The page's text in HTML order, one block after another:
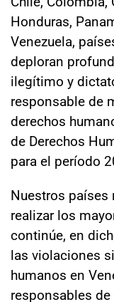
Honduras,
Venezuela,
deploran
ilegítimo y
responsable de
derechos
de Derechos
para el período
Nuestros países
realizar los
continúe, en
las violaciones
humanos en
responsables